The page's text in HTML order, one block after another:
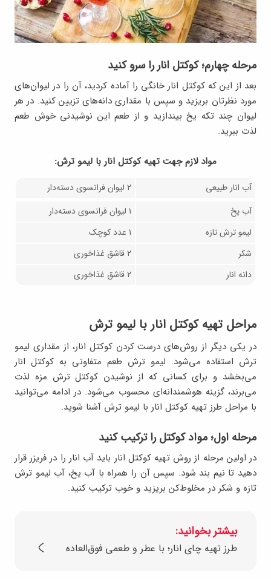
مرحله چهارم؛ کوکتل انار را سرو کنید
بعد از این که کوکتل انار خانگی را آماده کردید، آن را در لیوان‌های
مورد نظرتان بریزید و سپس با مقداری دانه‌های تزیین کنید. در هر
لیوان چند تکه یخ بیندازید و از طعم این نوشیدنی خوش طعم
لذت ببرید.
مواد لازم جهت تهيه کوکتل انار با لیمو ترش:
آب انار طبیعی
۲ لیوان فرانسوی دسته‌دار
آب یخ
۱ لیوان فرانسوی دسته‌دار
لیمو ترش تازه
۱ عدد کوچک
شکر
۲ قاشق غذاخوری
دانه انار
۲ قاشق غذاخوری
مراحل تهیه کوکتل انار با لیمو ترش
در یکی دیگر از روش‌های درست کردن کوکتل انار، از مقداری لیمو
ترش استفاده می‌شود. لیمو ترش طعم متفاوتی به کوکتل انار
می‌بخشد و برای کسانی که از نوشیدن کوکتل ترش مزه لذت
می‌برند، گزینه هوشمندانه‌ای محسوب می‌شود. در ادامه می‌توانید
با مراحل طرز تهیه کوکتل انار با لیمو ترش آشنا شوید.
مرحله اول؛ مواد کوکتل را ترکیب کنید
در اولین مرحله از روش تهیه کوکتل انار باید آب انار را در فریزر قرار
دهید تا نیم بند شود. سپس آن‌ را همراه با آب یخ، آب لیمو ترش
تازه و شکر در مخلوط‌کن بریزید و خوب ترکیب کنید.
بیشتر بخوانید:
طرز تهیه چای انار؛ با عطر و طعمی فوق‌العاده